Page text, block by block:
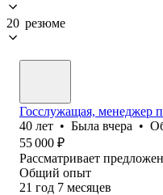
20 резюме
Госслужащая, менеджер
40 лет • Была вчера •
55 000 ₽
Рассматривает
Общий опыт
21 год 7 месяцев